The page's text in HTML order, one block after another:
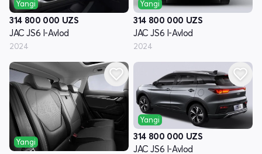
Yangi
314 800 000 UZS
JAC JS6 I-Avlod
2024
Yangi
314 800 000 UZS
JAC JS6 I-Avlod
2024
Yangi
Yangi
314 800 000 UZS
JAC JS6 I-Avlod